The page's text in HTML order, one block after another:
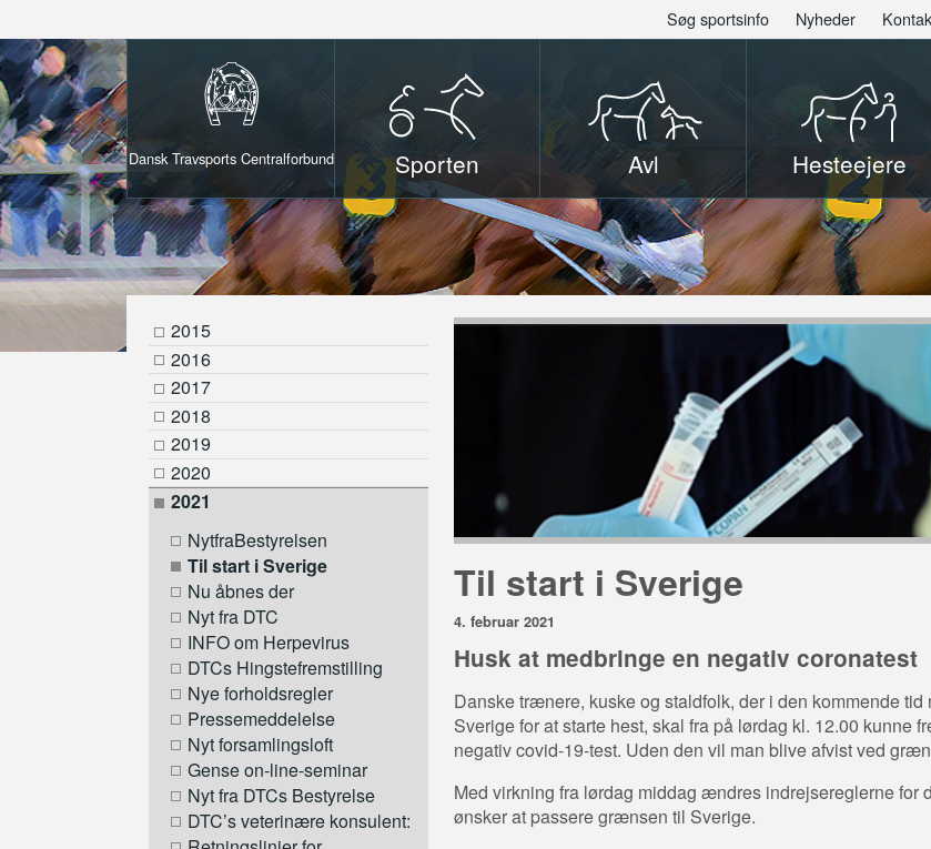
Søg sportsinfo Nyheder
Dansk Travsports Centralforbund Sporten Avl Hesteejere
2015
2016
2017
2018
2019
2020
2021
NytfraBestyrelsen
Til start i Sverige
Nu åbnes der
Nyt fra DTC
INFO om Herpevirus
DTCs Hingstefremstilling
Nye forholdsregler
Pressemeddelelse
Nyt forsamlingsloft
Gense on-line-seminar
Nyt fra DTCs Bestyrelse
DTC’s veterinære konsulent:
Til start i Sverige
4. februar 2021
Husk at medbringe en negativ coronatest
Danske trænere, kuske og staldfolk, der i den kommende tid
Sverige for at starte hest, skal fra på lørdag kl. 12.00 kunne
negativ covid-19-test. Uden den vil man blive afvist ved
Med virkning fra lørdag middag ændres indrejsereglerne for
ønsker at passere grænsen til Sverige.